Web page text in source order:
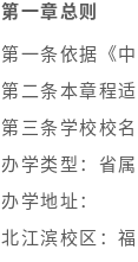
第一章总则
第一条依据《
第二条本章程
第三条学校校
办学类型：省
办学地址：
北江滨校区：